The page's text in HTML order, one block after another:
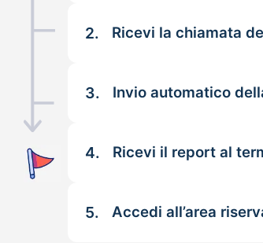
2. Ricevi la chiamata
3. Invio automatico
4. Ricevi il report al
5. Accedi all’area